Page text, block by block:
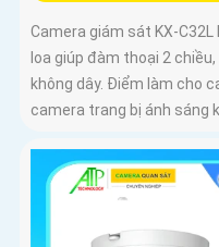
Camera giám sát KX-
loa giúp đàm thoại 2
không dây. Điểm làm cho
camera trang bị ánh sáng